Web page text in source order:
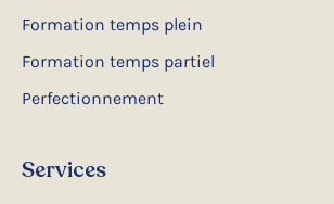
Formation temps plein
Formation temps partiel
Perfectionnement
Services